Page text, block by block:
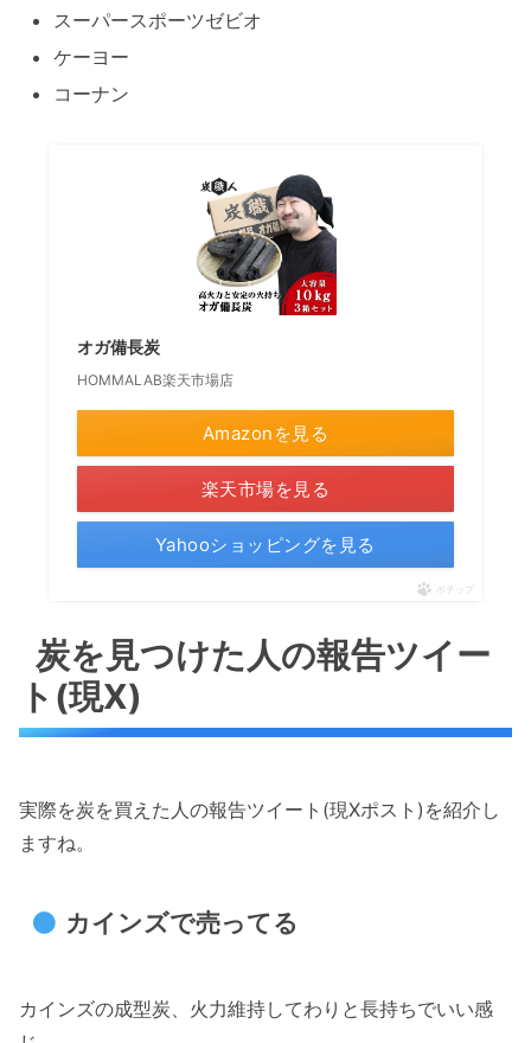
スーパースポーツゼビオ
ケーヨー
コーナン
オガ備長炭
HOMMALAB楽天市場店
Amazonを見る
楽天市場を見る
Yahooショッピングを見る
ポチップ
炭を見つけた人の報告ツイー
ト(現X)
実際を炭を買えた人の報告ツイート(現Xポスト)を紹介し
ますね。
カインズで売ってる
カインズの成型炭、火力維持してわりと長持ちでいい感